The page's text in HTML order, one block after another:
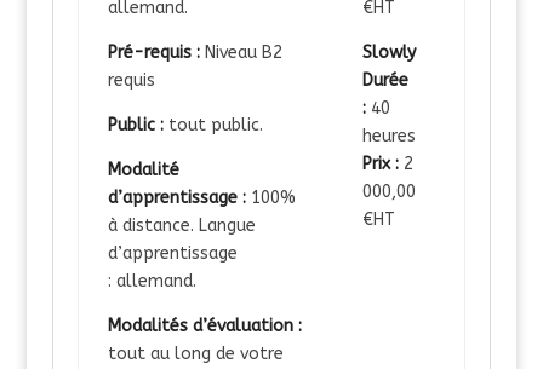
allemand.
Pré-requis : Niveau B2
requis
Public :tout public.
Modalité
d’apprentissage :100%
à distance. Langue
d’apprentissage
: allemand.
Modalités d’évaluation :
tout au long de votre
€HT
Slowly
Durée
:40
heures
Prix :2
000,00
€HT